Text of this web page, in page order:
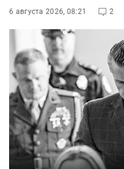
6 августа 2026, 08:21 2